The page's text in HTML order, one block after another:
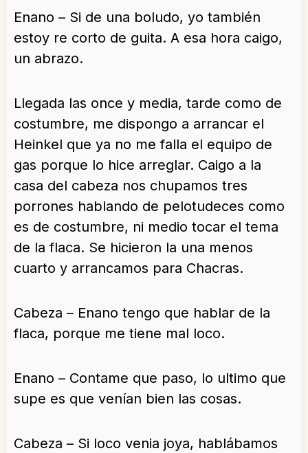
Enano – Si de una boludo, yo también
estoy re corto de guita. A esa hora caigo,
un abrazo.
Llegada las once y media, tarde como de
costumbre, me dispongo a arrancar el
Heinkel que ya no me falla el equipo de
gas porque lo hice arreglar. Caigo a la
casa del cabeza nos chupamos tres
porrones hablando de pelotudeces como
es de costumbre, ni medio tocar el tema
de la flaca. Se hicieron la una menos
cuarto y arrancamos para Chacras.
Cabeza – Enano tengo que hablar de la
flaca, porque me tiene mal loco.
Enano – Contame que paso, lo ultimo que
supe es que venían bien las cosas.
Cabeza – Si loco venia joya, hablábamos